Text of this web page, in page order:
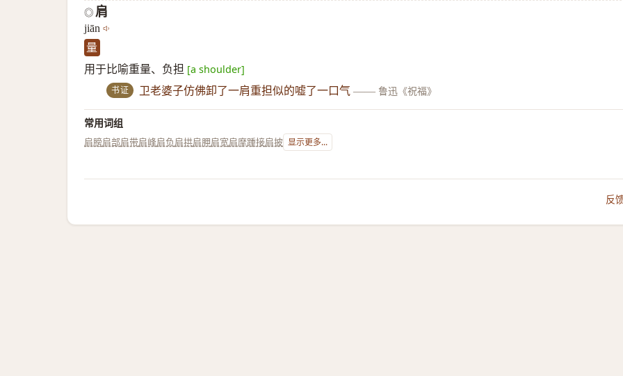
◎ 肩
jiān
量
用于比喻重量、负担 [a shoulder]
书证 卫老婆子仿佛卸了一肩重担似的嘘了一口气 —— 鲁迅《祝福》
常用词组
肩膀肩部肩带肩峰肩负肩拱肩胛肩宽肩摩踵接肩披 显示更多...
反